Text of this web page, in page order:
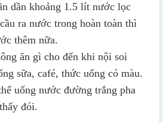
dần khoảng 1.5 lít nước lọc
ra nước trong hoàn toàn thì
thêm nữa.
ăn gì cho đến khi nội soi
sữa, café, thức uống có màu.
uống nước đường trắng pha
đói.